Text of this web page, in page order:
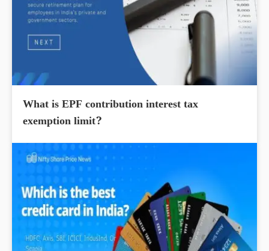
What is EPF contribution interest tax
exemption limit?